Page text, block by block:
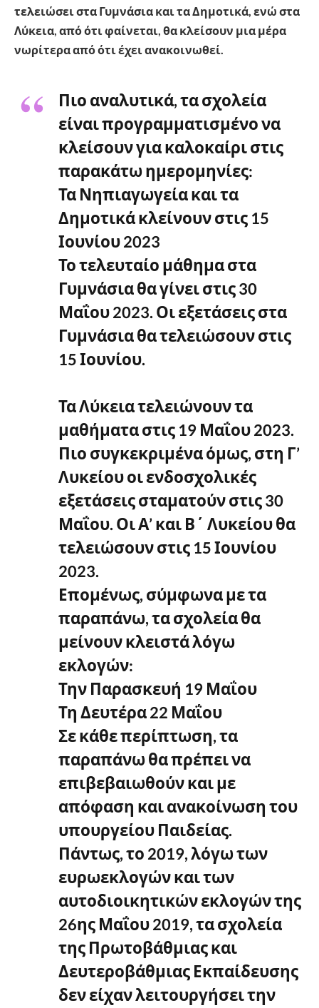
τελειώσει στα Γυμνάσια και τα Δημοτικά, ενώ στα
Λύκεια, από ότι φαίνεται, θα κλείσουν μια μέρα
νωρίτερα από ότι έχει ανακοινωθεί.
Πιο αναλυτικά, τα σχολεία
είναι προγραμματισμένο να
κλείσουν για καλοκαίρι στις
παρακάτω ημερομηνίες:
Τα Νηπιαγωγεία και τα
Δημοτικά κλείνουν στις 15
Ιουνίου 2023
Το τελευταίο μάθημα στα
Γυμνάσια θα γίνει στις 30
Μαΐου 2023. Οι εξετάσεις στα
Γυμνάσια θα τελειώσουν στις
15 Ιουνίου.
Τα Λύκεια τελειώνουν τα
μαθήματα στις 19 Μαΐου 2023.
Πιο συγκεκριμένα όμως, στη Γ’
Λυκείου οι ενδοσχολικές
εξετάσεις σταματούν στις 30
Μαΐου. Οι Α’ και Β΄ Λυκείου θα
τελειώσουν στις 15 Ιουνίου
2023.
Επομένως, σύμφωνα με τα
παραπάνω, τα σχολεία θα
μείνουν κλειστά λόγω
εκλογών:
Την Παρασκευή 19 Μαΐου
Τη Δευτέρα 22 Μαΐου
Σε κάθε περίπτωση, τα
παραπάνω θα πρέπει να
επιβεβαιωθούν και με
απόφαση και ανακοίνωση του
υπουργείου Παιδείας.
Πάντως, το 2019, λόγω των
ευρωεκλογών και των
αυτοδιοικητικών εκλογών της
26ης Μαΐου 2019, τα σχολεία
της Πρωτοβάθμιας και
Δευτεροβάθμιας Εκπαίδευσης
δεν είχαν λειτουργήσει την